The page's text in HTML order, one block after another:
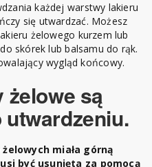
każdej warstwy lakieru
się utwardzać. Możesz
żelowego kurzem lub
skórek lub balsamu do rąk.
wygląd końcowy.
są
miała górną
być usunięta za pomocą